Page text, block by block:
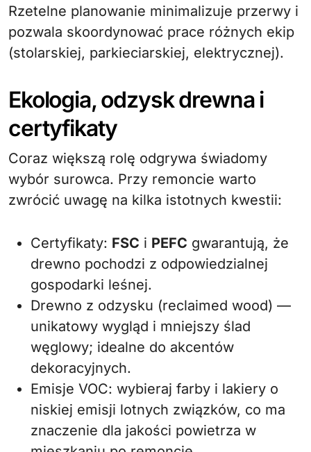
Rzetelne planowanie minimalizuje przerwy i
pozwala skoordynować prace różnych ekip
(stolarskiej, parkieciarskiej, elektrycznej).
Ekologia, odzysk drewna i
certyfikaty
Coraz większą rolę odgrywa świadomy
wybór surowca. Przy remoncie warto
zwrócić uwagę na kilka istotnych kwestii:
Certyfikaty: FSC i PEFC gwarantują, że
drewno pochodzi z odpowiedzialnej
gospodarki leśnej.
Drewno z odzysku (reclaimed wood) —
unikatowy wygląd i mniejszy ślad
węglowy; idealne do akcentów
dekoracyjnych.
Emisje VOC: wybieraj farby i lakiery o
niskiej emisji lotnych związków, co ma
znaczenie dla jakości powietrza w